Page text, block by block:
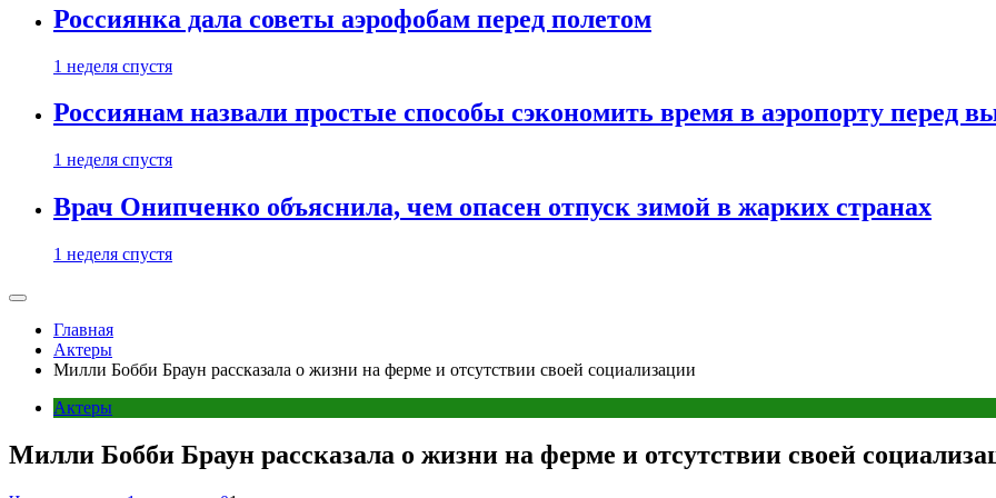
Россиянка дала советы аэрофобам перед полетом
1 неделя спустя
Россиянам назвали простые способы сэкономить время в аэропорту перед
1 неделя спустя
Врач Онипченко объяснила, чем опасен отпуск зимой в жарких странах
1 неделя спустя
Главная
Актеры
Милли Бобби Браун рассказала о жизни на ферме и отсутствии своей социализации
Актеры
Милли Бобби Браун рассказала о жизни на ферме и отсутствии своей